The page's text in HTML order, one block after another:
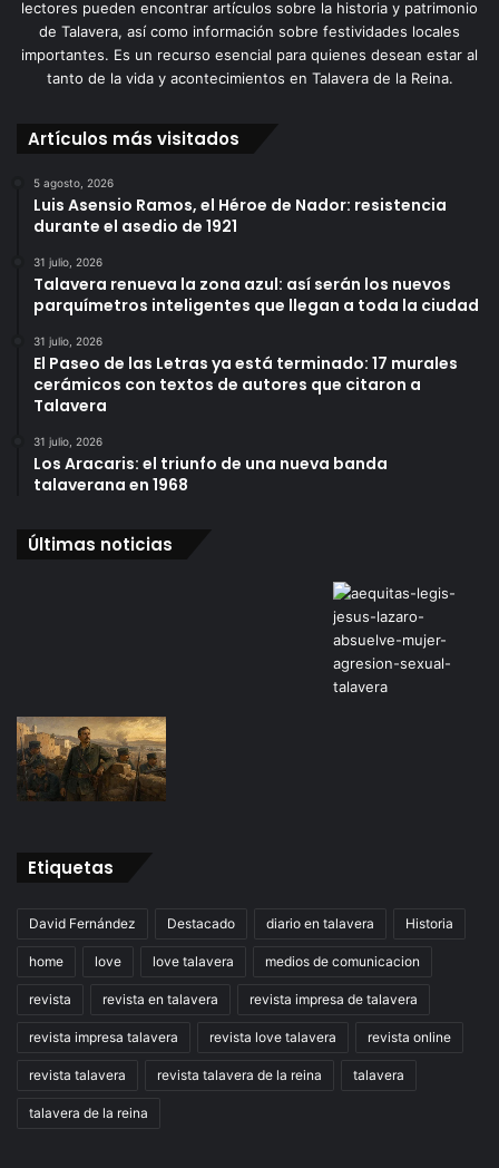
lectores pueden encontrar artículos sobre la historia y patrimonio
de Talavera, así como información sobre festividades locales
importantes. Es un recurso esencial para quienes desean estar al
tanto de la vida y acontecimientos en Talavera de la Reina.
Artículos más visitados
5 agosto, 2026
Luis Asensio Ramos, el Héroe de Nador: resistencia
durante el asedio de 1921
31 julio, 2026
Talavera renueva la zona azul: así serán los nuevos
parquímetros inteligentes que llegan a toda la ciudad
31 julio, 2026
El Paseo de las Letras ya está terminado: 17 murales
cerámicos con textos de autores que citaron a
Talavera
31 julio, 2026
Los Aracaris: el triunfo de una nueva banda
talaverana en 1968
Últimas noticias
Etiquetas
David Fernández Destacado diario en talavera Historia
home love love talavera medios de comunicacion
revista revista en talavera revista impresa de talavera
revista impresa talavera revista love talavera revista online
revista talavera revista talavera de la reina talavera
talavera de la reina